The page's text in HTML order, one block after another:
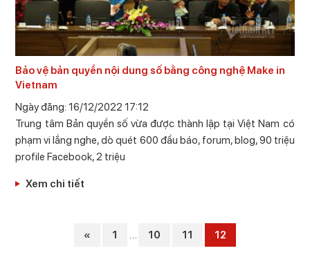
Bảo vệ bản quyền nội dung số bằng công nghệ Make in
Vietnam
Ngày đăng: 16/12/2022 17:12
Trung tâm Bản quyền số vừa được thành lập tại Việt Nam có
phạm vi lắng nghe, dò quét 600 đầu báo, forum, blog, 90 triệu
profile Facebook, 2 triệu
Xem chi tiết
« 1 … 10 11 12